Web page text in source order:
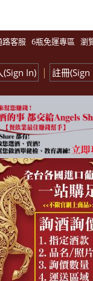
路客服 6瓶免運專區 瀏
(Sign In) | 註冊(Sign
」各國進
覽-促銷&活動
all events